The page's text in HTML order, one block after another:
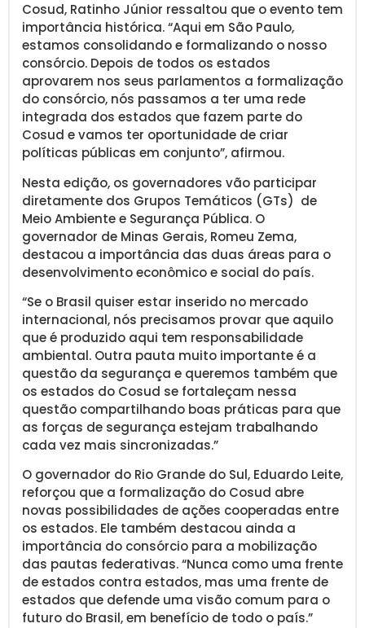
Cosud, Ratinho Júnior ressaltou que o evento tem
importância histórica. “Aqui em São Paulo,
estamos consolidando e formalizando o nosso
consórcio. Depois de todos os estados
aprovarem nos seus parlamentos a formalização
do consórcio, nós passamos a ter uma rede
integrada dos estados que fazem parte do
Cosud e vamos ter oportunidade de criar
políticas públicas em conjunto”, afirmou.
Nesta edição, os governadores vão participar
diretamente dos Grupos Temáticos (GTs) de
Meio Ambiente e Segurança Pública. O
governador de Minas Gerais, Romeu Zema,
destacou a importância das duas áreas para o
desenvolvimento econômico e social do país.
“Se o Brasil quiser estar inserido no mercado
internacional, nós precisamos provar que aquilo
que é produzido aqui tem responsabilidade
ambiental. Outra pauta muito importante é a
questão da segurança e queremos também que
os estados do Cosud se fortaleçam nessa
questão compartilhando boas práticas para que
as forças de segurança estejam trabalhando
cada vez mais sincronizadas.”
O governador do Rio Grande do Sul, Eduardo Leite,
reforçou que a formalização do Cosud abre
novas possibilidades de ações cooperadas entre
os estados. Ele também destacou ainda a
importância do consórcio para a mobilização
das pautas federativas. “Nunca como uma frente
de estados contra estados, mas uma frente de
estados que defende uma visão comum para o
futuro do Brasil, em benefício de todo o país.”